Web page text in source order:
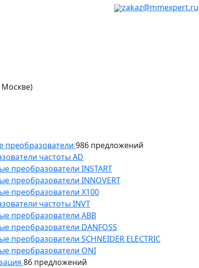
zakaz@mmexpert.ru
Москве)
преобразователи 986 предложений
частоты AD
преобразователи INSTART
преобразователи INNOVERT
преобразователи Х100
частоты INVT
преобразователи ABB
преобразователи DANFOSS
преобразователи SCHNEIDER ELECTRIC
преобразователи ONI
86 предложений